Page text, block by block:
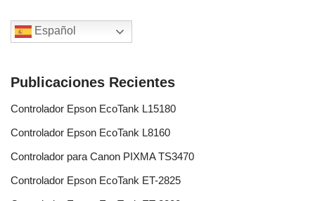
Español
Publicaciones Recientes
Controlador Epson EcoTank L15180
Controlador Epson EcoTank L8160
Controlador para Canon PIXMA TS3470
Controlador Epson EcoTank ET-2825